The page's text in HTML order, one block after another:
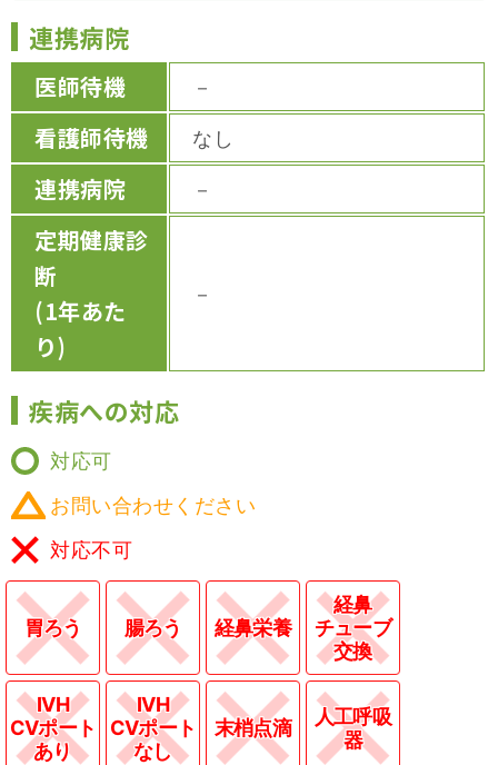
連携病院
医師待機 －
看護師待機 なし
連携病院 －
定期健康診
断
(1年あた
り)
－
疾病への対応
対応可
お問い合わせください
対応不可
胃ろう 腸ろう 経鼻栄養
経鼻
チューブ
交換
IVH
CVポート
あり
IVH
CVポート
なし
末梢点滴
人工呼吸
器